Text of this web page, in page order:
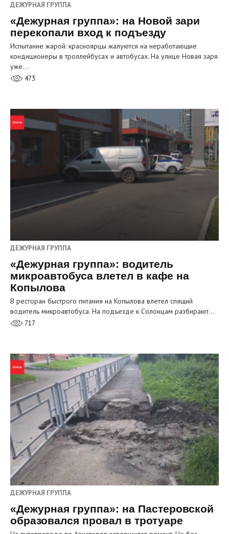
ДЕЖУРНАЯ ГРУППА
«Дежурная группа»: на Новой зари
перекопали вход к подъезду
Испытание жарой: красноярцы жалуются на неработающие
кондиционеры в троллейбусах и автобусах. На улице Новая заря
уже…
473
ДЕЖУРНАЯ ГРУППА
«Дежурная группа»: водитель
микроавтобуса влетел в кафе на
Копылова
В ресторан быстрого питания на Копылова влетел спящий
водитель микроавтобуса. На подъезде к Солонцам разбирают…
717
ДЕЖУРНАЯ ГРУППА
«Дежурная группа»: на Пастеровской
образовался провал в тротуаре